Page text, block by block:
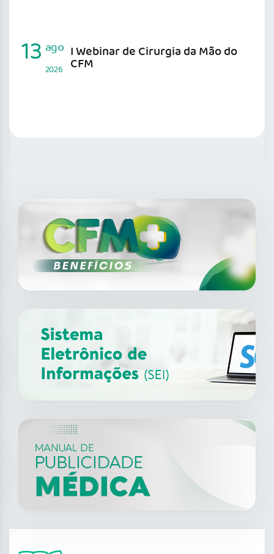
I Webinar de Cirurgia da Mão do
CFM
13 ago
2026
SAIBA MAIS
XII Fórum de Medicina do
Trabalho do CFM
14 ago
2026